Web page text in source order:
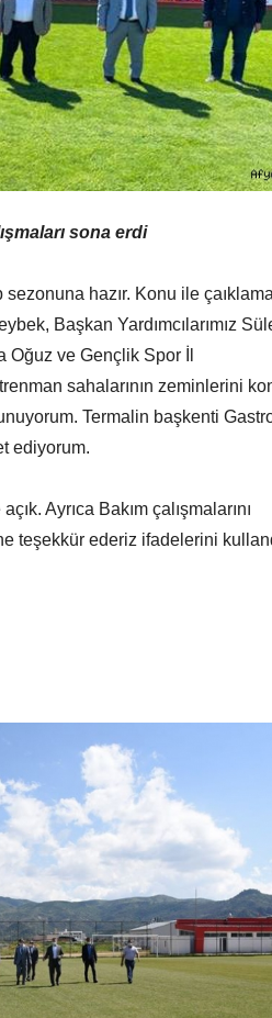
sona erdi
hazır. Konu ile
Başkan Yardımcılarımız
ve Gençlik Spor İl
sahalarının zeminlerini
Termalin başkenti
ediyorum.
Ayrıca Bakım çalışmalarını
teşekkür ederiz ifadelerini